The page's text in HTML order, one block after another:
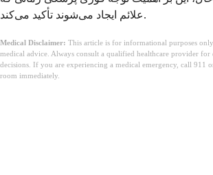
علائم ایجاد می‌شوند تأکید می‌کند.
Medical Disclaimer: This article is for informational purposes
medical advice. Always consult a qualified healthcare provider for
decisions. If you are experiencing a medical emergency, call 911
room immediately.